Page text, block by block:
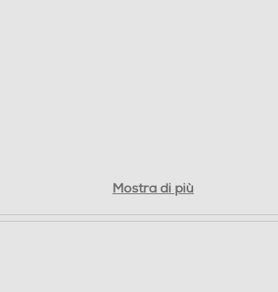
Mostra di più